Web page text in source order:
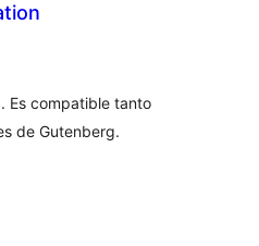
Es compatible tanto
de Gutenberg.